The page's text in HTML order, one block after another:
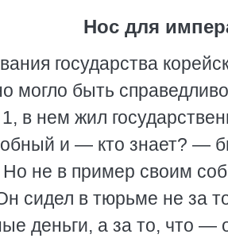
Нос для
государства
могло быть
в нем жил
и — кто знает? —
Но не в пример своим
сидел в тюрьме не за
деньги, а за то, что —